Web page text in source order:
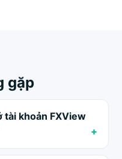
gặp
tài khoản FXView